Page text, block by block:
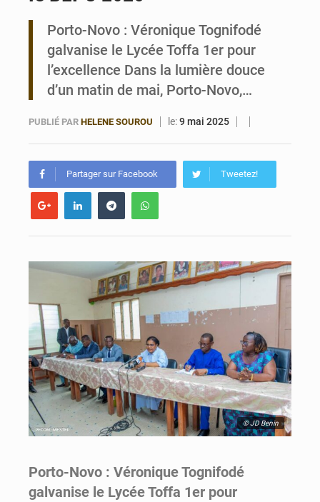
Bénin : 14,5 milliards de dollars pour faire de la CDN 3.0 un bouclier économique
Porto-Novo : Véronique Tognifodé
galvanise le Lycée Toffa 1er pour
l’excellence Dans la lumière douce
d’un matin de mai, Porto-Novo,…
PUBLIÉ PAR HELENE SOUROU le:9 mai 2025
Partager sur Facebook Tweetez!
© JD Benin
Porto-Novo : Véronique Tognifodé
galvanise le Lycée Toffa 1er pour